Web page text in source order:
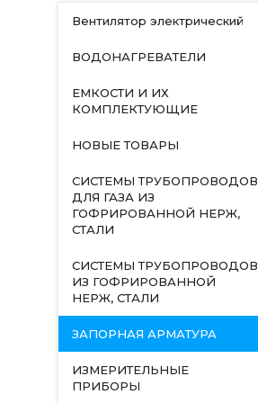
Вентилятор электрический
ВОДОНАГРЕВАТЕЛИ
ЕМКОСТИ И ИХ
КОМПЛЕКТУЮЩИЕ
НОВЫЕ ТОВАРЫ
СИСТЕМЫ ТРУБОПРОВОДОВ
ДЛЯ ГАЗА ИЗ
ГОФРИРОВАННОЙ НЕРЖ,
СТАЛИ
СИСТЕМЫ ТРУБОПРОВОДОВ
ИЗ ГОФРИРОВАННОЙ
НЕРЖ, СТАЛИ
ЗАПОРНАЯ АРМАТУРА
ИЗМЕРИТЕЛЬНЫЕ
ПРИБОРЫ